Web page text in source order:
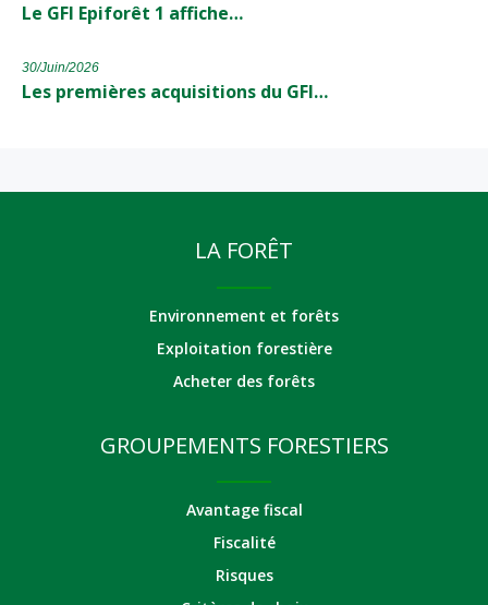
Le GFI Epiforêt 1 affiche…
30/Juin/2026
Les premières acquisitions du GFI…
LA FORÊT
Environnement et forêts
Exploitation forestière
Acheter des forêts
GROUPEMENTS FORESTIERS
Avantage fiscal
Fiscalité
Risques